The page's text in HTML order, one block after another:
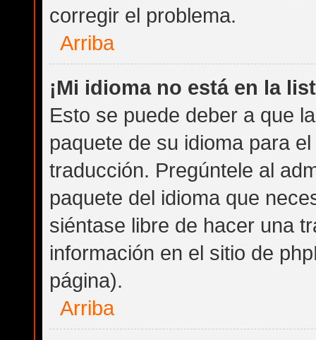
corregir el problema.
Arriba
¡Mi idioma no está en la
Esto se puede deber a que
paquete de su idioma para
traducción. Pregúntele al
paquete del idioma que
siéntase libre de hacer una
información en el sitio de
página).
Arriba